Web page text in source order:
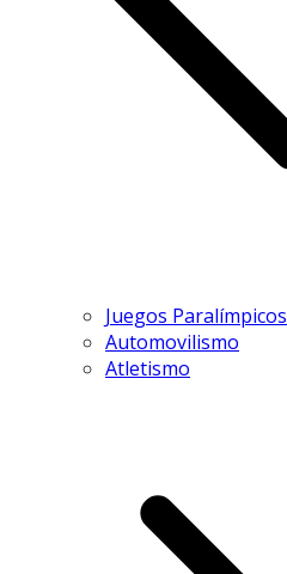
Juegos Paralímpicos
Automovilismo
Atletismo